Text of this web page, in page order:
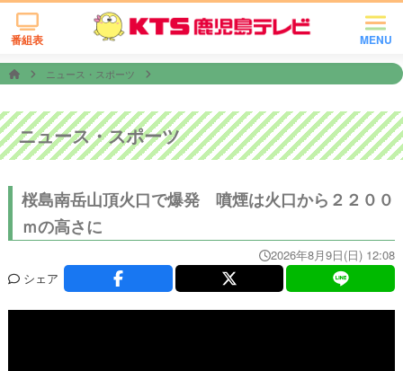
MENU
番組表
ニュース・スポーツ
ニュース・スポーツ
桜島南岳山頂火口で爆発 噴煙は火口から２２００
ｍの高さに
2026年8月9日(日) 12:08
シェア